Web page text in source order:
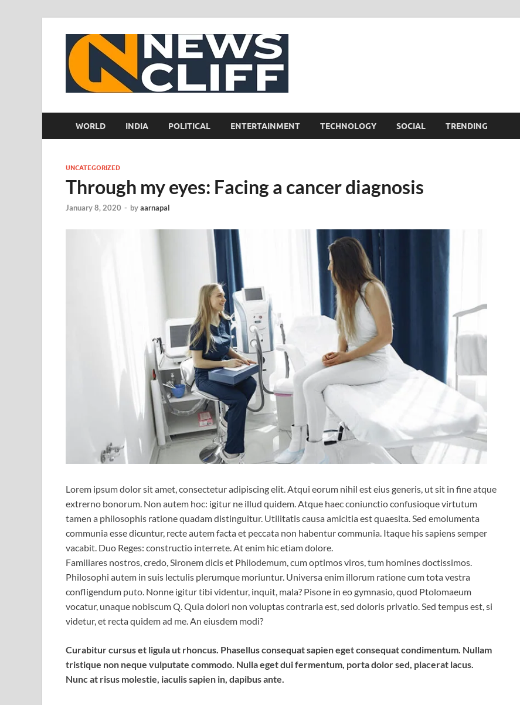
WORLD INDIA POLITICAL ENTERTAINMENT TECHNOLOGY SOCIAL TRENDING
UNCATEGORIZED
Through my eyes: Facing a cancer diagnosis
January 8, 2020 - byaarnapal
Lorem ipsum dolor sit amet, consectetur adipiscing elit. Atqui eorum nihil est eius generis, ut sit in fine atque
extrerno bonorum. Non autem hoc: igitur ne illud quidem. Atque haec coniunctio confusioque virtutum
tamen a philosophis ratione quadam distinguitur. Utilitatis causa amicitia est quaesita. Sed emolumenta
communia esse dicuntur, recte autem facta et peccata non habentur communia. Itaque his sapiens semper
vacabit. Duo Reges: constructio interrete. At enim hic etiam dolore.
Familiares nostros, credo, Sironem dicis et Philodemum, cum optimos viros, tum homines doctissimos.
Philosophi autem in suis lectulis plerumque moriuntur. Universa enim illorum ratione cum tota vestra
confligendum puto. Nonne igitur tibi videntur, inquit, mala? Pisone in eo gymnasio, quod Ptolomaeum
vocatur, unaque nobiscum Q. Quia dolori non voluptas contraria est, sed doloris privatio. Sed tempus est, si
videtur, et recta quidem ad me. An eiusdem modi?
Curabitur cursus et ligula ut rhoncus. Phasellus consequat sapien eget consequat condimentum. Nullam
tristique non neque vulputate commodo. Nulla eget dui fermentum, porta dolor sed, placerat lacus.
Nunc at risus molestie, iaculis sapien in, dapibus ante.